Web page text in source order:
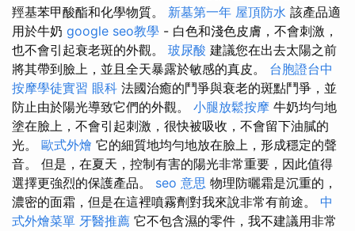
羥基苯甲酸酯和化學物質。 新墓第一年 屋頂防水 該產品適
用於牛奶 google seo教學 - 白色和淺色皮膚，不會刺激，
也不會引起衰老斑的外觀。 玻尿酸 建議您在出去太陽之前
將其帶到臉上，並且全天暴露於敏感的真皮。 台胞證台中
按摩學徒實習 眼科 法國治癒的鬥爭與衰老的斑點鬥爭，並
防止由於陽光導致它們的外觀。 小腿放鬆按摩 牛奶均勻地
塗在臉上，不會引起刺激，很快被吸收，不會留下油膩的
光。 歐式外燴 它的細質地均勻地放在臉上，形成穩定的聲
音。 但是，在夏天，控制有害的陽光非常重要，因此值得
選擇更強烈的保護產品。 seo 意思 物理防曬霜是沉重的，
濃密的面霜，但是在這裡噴霧劑對我來說非常有前途。 中
式外燴菜單 牙醫推薦 它不包含濕的零件，我不建議用非常